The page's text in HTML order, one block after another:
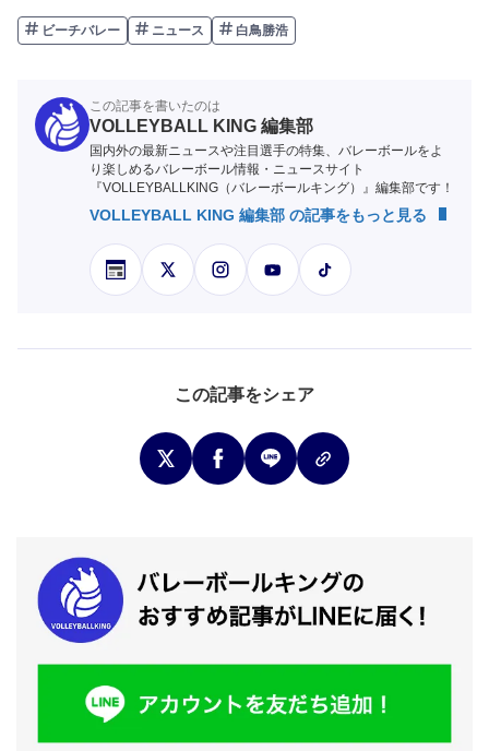
ビーチバレー ニュース 白鳥勝浩
この記事を書いたのは
VOLLEYBALL KING 編集部
国内外の最新ニュースや注目選手の特集、バレーボールをよ
り楽しめるバレーボール情報・ニュースサイト
『VOLLEYBALLKING（バレーボールキング）』編集部です！
VOLLEYBALL KING 編集部 の記事をもっと見る
この記事をシェア